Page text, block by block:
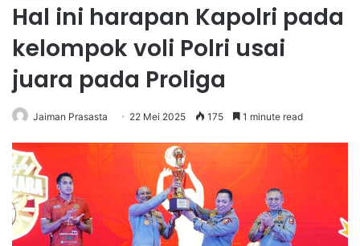
Hal ini harapan Kapolri pada
kelompok voli Polri usai
juara pada Proliga
Jaiman Prasasta 22 Mei 2025 175 1 minute read